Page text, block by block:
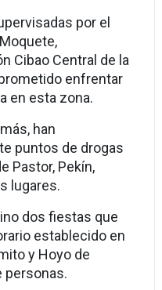
por el
Cibao Cen­tral de la
enfrentar
en esta zona.
han
puntos de dro­gas
Pastor, Pe­kín,
lugares.
dos fiestas que
establecido en
y Ho­yo de
perso­nas.